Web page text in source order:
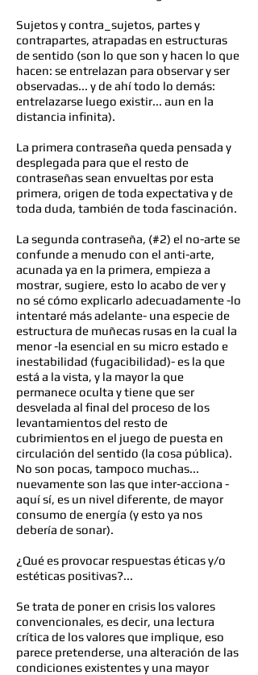
Sujetos y contra_sujetos, partes y
contrapartes, atrapadas en estructuras
de sentido (son lo que son y hacen lo que
hacen: se entrelazan para observar y ser
observadas... y de ahí todo lo demás:
entrelazarse luego existir... aun en la
distancia infinita).
La primera contraseña queda pensada y
desplegada para que el resto de
contraseñas sean envueltas por esta
primera, origen de toda expectativa y de
toda duda, también de toda fascinación.
La segunda contraseña, (#2) el no-arte se
confunde a menudo con el anti-arte,
acunada ya en la primera, empieza a
mostrar, sugiere, esto lo acabo de ver y
no sé cómo explicarlo adecuadamente -lo
intentaré más adelante- una especie de
estructura de muñecas rusas en la cual la
menor -la esencial en su micro estado e
inestabilidad (fugacibilidad)- es la que
está a la vista, y la mayor la que
permanece oculta y tiene que ser
desvelada al final del proceso de los
levantamientos del resto de
cubrimientos en el juego de puesta en
circulación del sentido (la cosa pública).
No son pocas, tampoco muchas...
nuevamente son las que inter-acciona -
aquí sí, es un nivel diferente, de mayor
consumo de energía (y esto ya nos
debería de sonar).
¿Qué es provocar respuestas éticas y/o
estéticas positivas?...
Se trata de poner en crisis los valores
convencionales, es decir, una lectura
crítica de los valores que implique, eso
parece pretenderse, una alteración de las
condiciones existentes y una mayor